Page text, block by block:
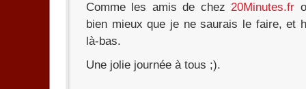
Comme les amis de chez20Minutes.fr
bien mieux que je ne saurais le faire, et
là-bas.
Une jolie journée à tous ;).